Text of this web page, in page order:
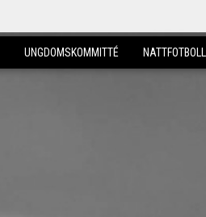
UNGDOMSKOMMITTÉ NATTFOTBOLL